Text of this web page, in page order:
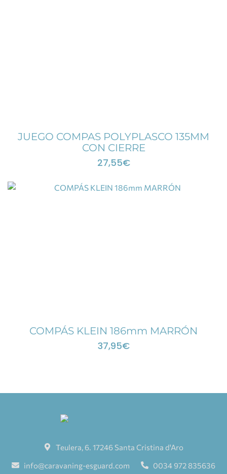
JUEGO COMPAS POLYPLASCO 135MM
CON CIERRE
27,55€
COMPÁS KLEIN 186mm MARRÓN
37,95€
Teulera, 6. 17246 Santa Cristina d'Aro
info@caravaning-esguard.com
0034 972 835636